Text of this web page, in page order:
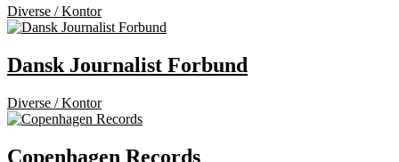
Diverse / Kontor
Dansk Journalist Forbund
Diverse / Kontor
Copenhagen Records